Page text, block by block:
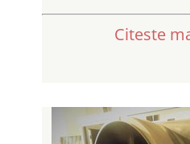
Citeste